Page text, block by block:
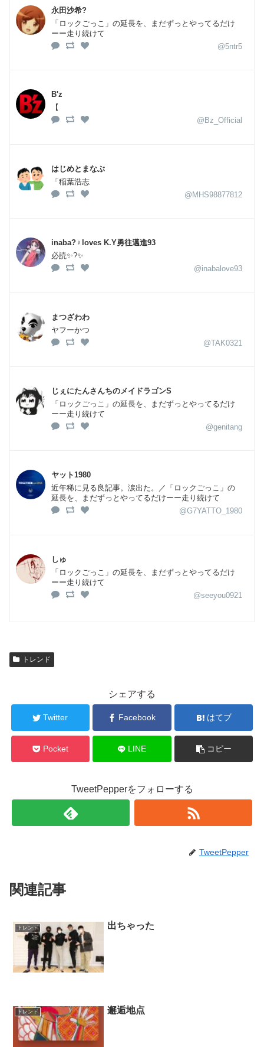
永田沙希?
「ロックごっこ」の延長を、まだずっとやってるだけ
ーー走り続けて
@5ntr5
B'z
【
@Bz_Official
はじめとまなぶ
「稲葉浩志
@MHS98877812
inaba?‍♀️loves K.Y勇往邁進93
必読✨?✨
@inabalove93
まつざわわ
ヤフーかつ
@TAK0321
じぇにたんさんちのメイドラゴンS
「ロックごっこ」の延長を、まだずっとやってるだけ
ーー走り続けて
@genitang
ヤット1980
近年稀に見る良記事。涙出た。／「ロックごっこ」の
延長を、まだずっとやってるだけーー走り続けて
@G7YATTO_1980
しゅ
「ロックごっこ」の延長を、まだずっとやってるだけ
ーー走り続けて
@seeyou0921
トレンド
シェアする
Twitter Facebook はてブ
Pocket LINE コピー
TweetPepperをフォローする
TweetPepper
関連記事
トレンド 出ちゃった
トレンド 邂逅地点